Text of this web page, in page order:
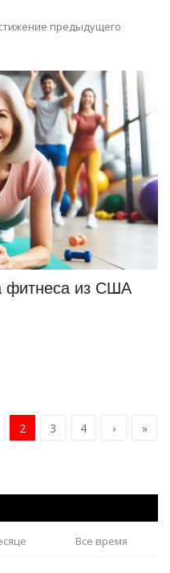
предыдущего
фитнеса из США
2 3 4 › »
Все время